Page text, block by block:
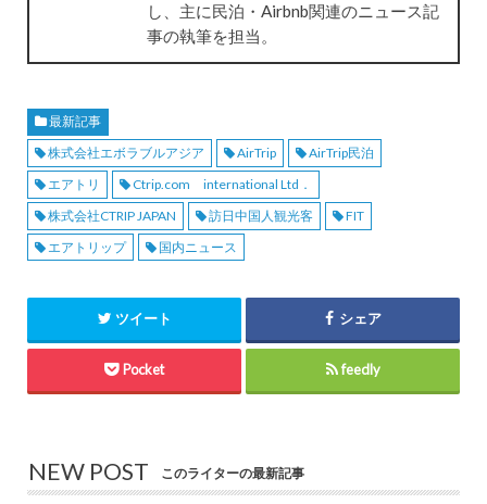
し、主に民泊・Airbnb関連のニュース記
事の執筆を担当。
最新記事
株式会社エボラブルアジア
AirTrip
AirTrip民泊
エアトリ
Ctrip.com international Ltd．
株式会社CTRIP JAPAN
訪日中国人観光客
FIT
エアトリップ
国内ニュース
ツイート シェア
Pocket feedly
NEW POST このライターの最新記事